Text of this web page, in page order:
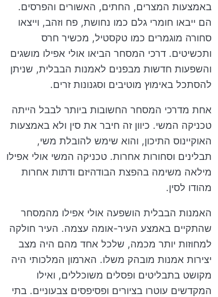
באמצעות המצרים, החתים, האשורים והפרסים.
הם ייבאו חומרי גלם כמו נחושת, פח וזהב, וייצאו
סחורה מוגמרים כמו טקסטיל, מכשיר חרס
ותכשיטים. דרכי המסחר הביאו אולי אפילו מושגים
והשפעות חדשות מבפנים לאמנות הבבלית, שניתן
להסתכל באימוץ מוטיבים וסגנונות זרים.
אחת מדרכי המסחר החשובות ביותר לבבל הייתה
טכניקה המשי. כיוון זה חיבר את סין ולא באמצעות
האוקיינוס התיכון, והוא שימש להובלת משי,
תבלינים וסחורות אחרות. טכניקה המשי אולי אפילו
מילאה משימה בהפצת הבודהיזם ודתות אחרות
מהודו לסין.
האמנות הבבלית הושפעה אולי אפילו מהמסחר
שהתקיים באמצע העיר-אומה עצמה. העיר חולקה
למחוזות יותר מכמה, שלכל אחד מהם היה מצב
יצירות אמנות מובהק משלו. הארמון המלכותי היה
מקושט בתבליטים ופסלים משוכללים, ואילו
המקדשים עוטרו בציורים ופסיפסים צבעוניים. בתי